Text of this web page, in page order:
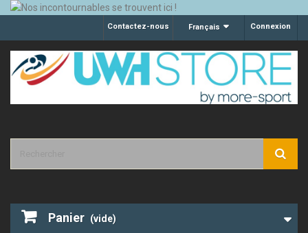
Connexion
Français
Contactez-nous
Panier (vide)